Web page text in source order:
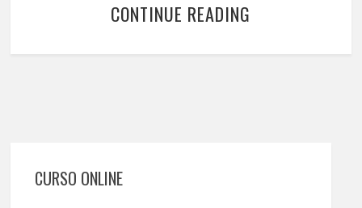
CONTINUE READING
CURSO ONLINE